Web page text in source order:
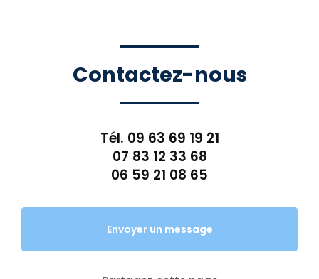
Contactez-nous
Tél. 09 63 69 19 21
07 83 12 33 68
06 59 21 08 65
Envoyer un message